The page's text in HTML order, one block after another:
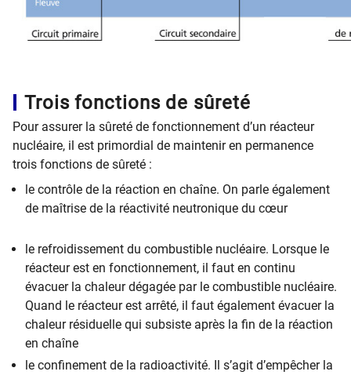
Trois fonctions de sûreté
Pour assurer la sûreté de fonctionnement d’un réacteur
nucléaire, il est primordial de maintenir en permanence
trois fonctions de sûreté :
le contrôle de la réaction en chaîne. On parle également
de maîtrise de la réactivité neutronique du cœur
le refroidissement du combustible nucléaire. Lorsque le
réacteur est en fonctionnement, il faut en continu
évacuer la chaleur dégagée par le combustible nucléaire.
Quand le réacteur est arrêté, il faut également évacuer la
chaleur résiduelle qui subsiste après la fin de la réaction
en chaîne
le confinement de la radioactivité. Il s’agit d’empêcher la